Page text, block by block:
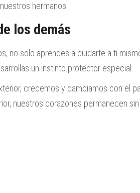
hermanos.
los demás
no solo aprendes a cuidarte a ti
un instinto protector especial.
crecemos y cambiamos con el
nuestros corazones permanecen